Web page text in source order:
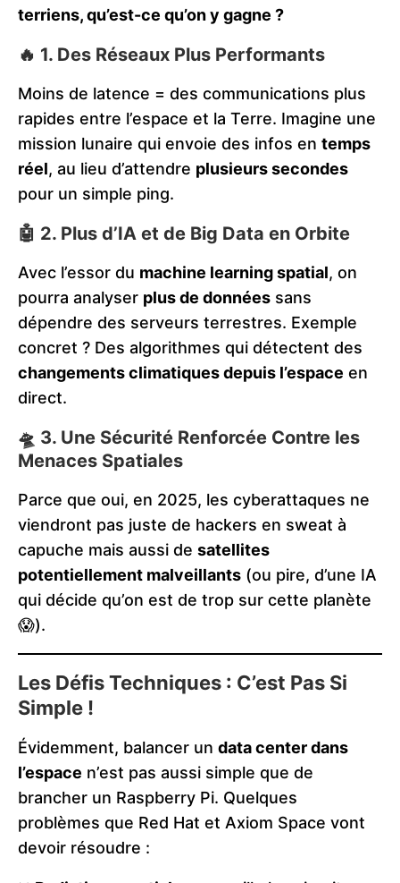
terriens, qu’est-ce qu’on y gagne ?
🔥 1. Des Réseaux Plus Performants
Moins de latence = des communications plus
rapides entre l’espace et la Terre. Imagine une
mission lunaire qui envoie des infos en temps
réel, au lieu d’attendre plusieurs secondes
pour un simple ping.
🤖 2. Plus d’IA et de Big Data en Orbite
Avec l’essor du machine learning spatial, on
pourra analyser plus de données sans
dépendre des serveurs terrestres. Exemple
concret ? Des algorithmes qui détectent des
changements climatiques depuis l’espace en
direct.
🛸 3. Une Sécurité Renforcée Contre les
Menaces Spatiales
Parce que oui, en 2025, les cyberattaques ne
viendront pas juste de hackers en sweat à
capuche mais aussi de satellites
potentiellement malveillants (ou pire, d’une IA
qui décide qu’on est de trop sur cette planète
😱).
Les Défis Techniques : C’est Pas Si
Simple !
Évidemment, balancer un data center dans
l’espace n’est pas aussi simple que de
brancher un Raspberry Pi. Quelques
problèmes que Red Hat et Axiom Space vont
devoir résoudre :